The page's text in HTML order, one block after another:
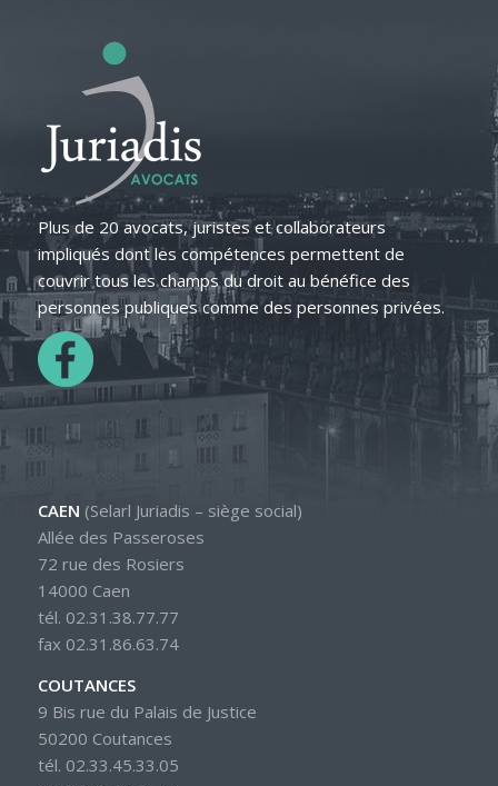
Plus de 20 avocats, juristes et collaborateurs
impliqués dont les compétences permettent de
couvrir tous les champs du droit au bénéfice des
personnes publiques comme des personnes privées.
CAEN (Selarl Juriadis – siège social)
Allée des Passeroses
72 rue des Rosiers
14000 Caen
tél. 02.31.38.77.77
fax 02.31.86.63.74
COUTANCES
9 Bis rue du Palais de Justice
50200 Coutances
tél. 02.33.45.33.05